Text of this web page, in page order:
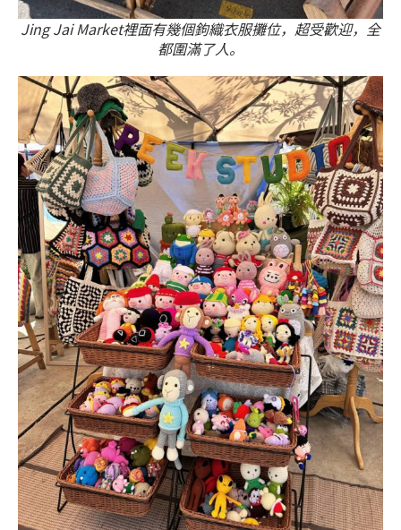
Jing Jai Market裡面有幾個鉤織衣服攤位，超受歡迎，全
都圍滿了人。